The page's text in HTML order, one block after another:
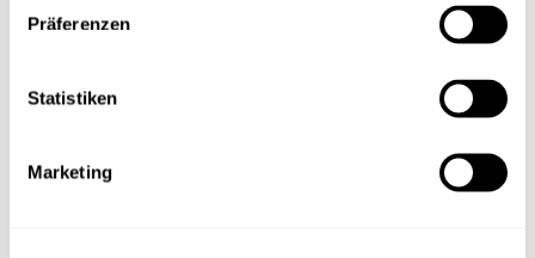
Präferenzen
Statistiken
Marketing
L
M